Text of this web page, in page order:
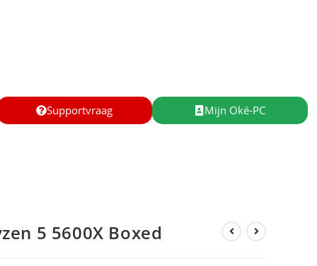
Supportvraag Mijn Oké-PC
5 5600X Boxed